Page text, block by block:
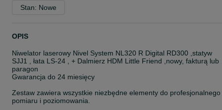
Stan: Nowe
OPIS
Niwelator laserowy Nivel System NL320 R Digital RD300 ,statyw
SJJ1 , łata LS-24 , + Dalmierz HDM Little Friend ,nowy, fakturą lub
paragon
Gwarancja do 24 miesięcy
Zestaw zawiera wszystkie niezbędne elementy do profesjonalnego
pomiaru i poziomowania.